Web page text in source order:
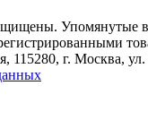
Упомянутые
г. Москва,